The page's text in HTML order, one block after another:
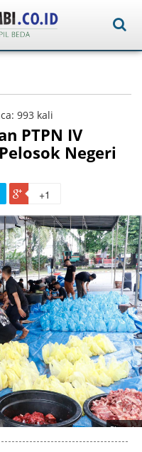
993 kali
PTPN IV
Negeri
+1
Photo by